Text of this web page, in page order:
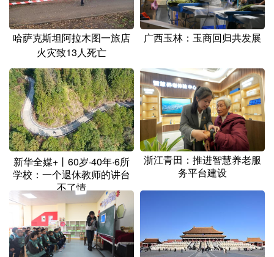
哈萨克斯坦阿拉木图一旅店
火灾致13人死亡
广西玉林：玉商回归共发展
新华全媒+丨60岁·40年·6所
学校：一个退休教师的讲台
不了情
浙江青田：推进智慧养老服
务平台建设